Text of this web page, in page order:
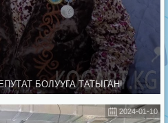
БОЛУУГА ТАТЫГАН!
2024-01-10